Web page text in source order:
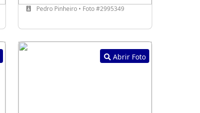
Pedro Pinheiro • Foto #2995349
Abrir Foto